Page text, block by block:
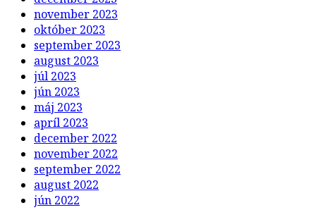
november 2023
október 2023
september 2023
august 2023
júl 2023
jún 2023
máj 2023
apríl 2023
december 2022
november 2022
september 2022
august 2022
jún 2022